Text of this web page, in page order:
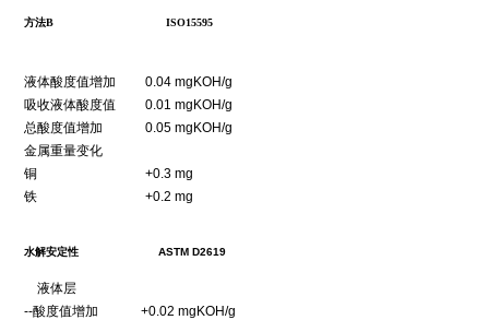
方法B ISO15595
液体酸度值增加 0.04 mgKOH/g
吸收液体酸度值 0.01 mgKOH/g
总酸度值增加 0.05 mgKOH/g
金属重量变化
铜 +0.3 mg
铁 +0.2 mg
水解安定性 ASTM D2619
液体层
--酸度值增加 +0.02 mgKOH/g